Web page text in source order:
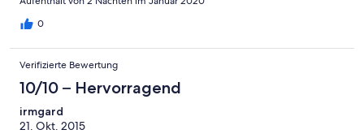
0
Verifizierte Bewertung
10/10 – Hervorragend
irmgard
21. Okt. 2015